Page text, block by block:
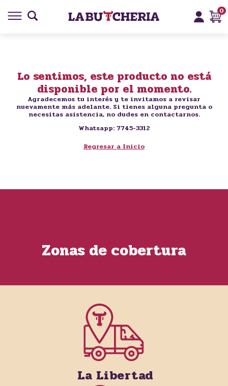
0
Lo sentimos, este producto no está
disponible por el momento.
Agradecemos tu interés y te invitamos a revisar
nuevamente más adelante. Si tienes alguna pregunta o
necesitas asistencia, no dudes en contactarnos.
Whatsapp: 7745-3312
Regresar a Inicio
Zonas de cobertura
La Libertad